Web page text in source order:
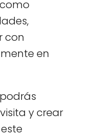
con
en
y crear